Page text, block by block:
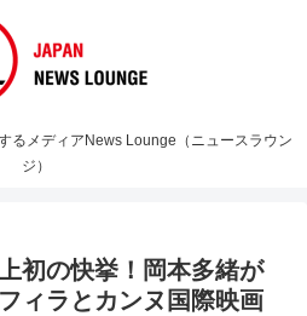
るメディアNews Lounge（ニュースラウン
ジ）
初の快挙！岡本多緒が
ィラとカンヌ国際映画